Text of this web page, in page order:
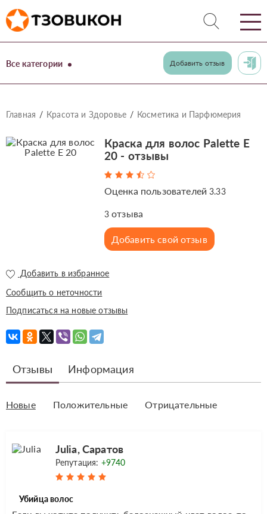
Все категории Добавить отзыв
Главная Красота и Здоровье Косметика и Парфюмерия
Краска для волос Palette Е
20 - отзывы
Оценка пользователей3.33
3отзыва
Добавить свой отзыв
Добавить в избранное
Сообщить о неточности
Подписаться на новые отзывы
Отзывы Информация
Новые Положительные Отрицательные
Julia, Саратов
Репутация: +9740
Убийца волос